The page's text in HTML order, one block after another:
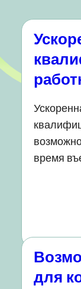
время
для